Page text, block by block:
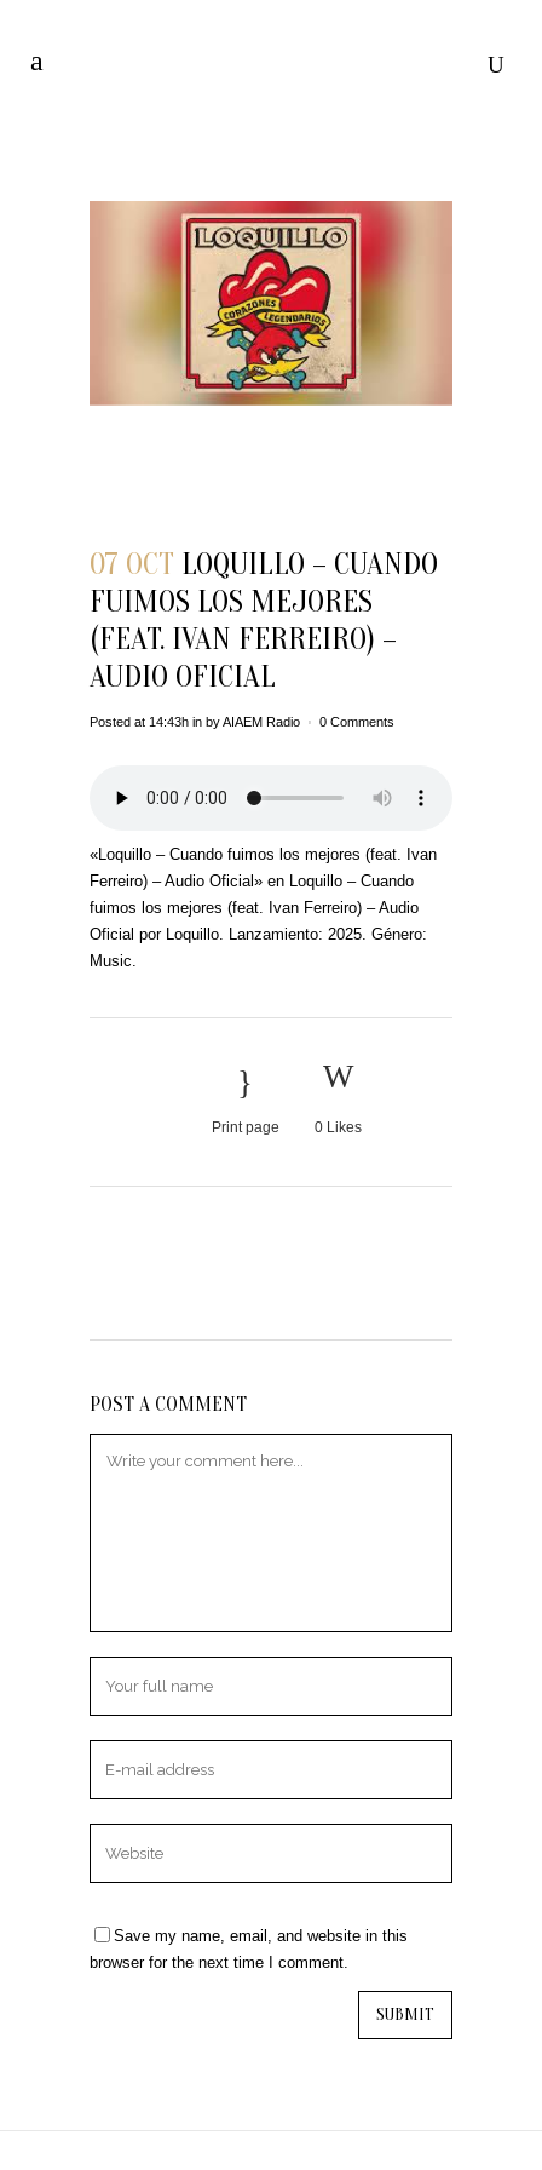
07 OCT LOQUILLO – CUANDO
FUIMOS LOS MEJORES
(FEAT. IVAN FERREIRO) –
AUDIO OFICIAL
Posted at 14:43h in byAIAEM Radio 0 Comments
«Loquillo – Cuando fuimos los mejores (feat. Ivan
Ferreiro) – Audio Oficial» en Loquillo – Cuando
fuimos los mejores (feat. Ivan Ferreiro) – Audio
Oficial por Loquillo. Lanzamiento: 2025. Género:
Music.
Print page 0Likes
POST A COMMENT
Save my name, email, and website in this
browser for the next time I comment.